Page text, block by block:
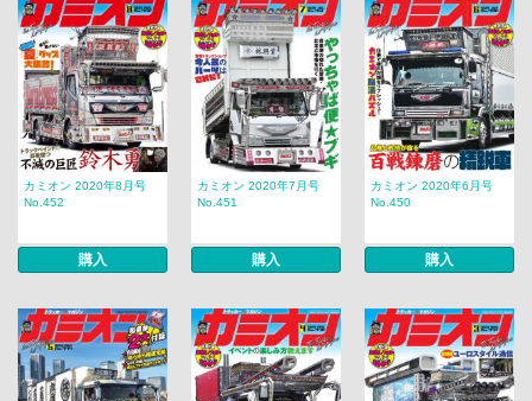
カミオン 2020年8月号
No.452
購入
カミオン 2020年7月号
No.451
購入
カミオン 2020年6月号
No.450
購入